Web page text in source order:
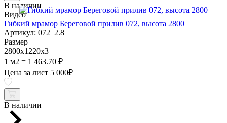
В наличии
Видео
Гибкий мрамор Береговой прилив 072, высота 2800
Артикул: 072_2.8
Размер
2800х1220х3
1 м2 = 1 463.70 ₽
Цена за лист 5 000₽
В наличии